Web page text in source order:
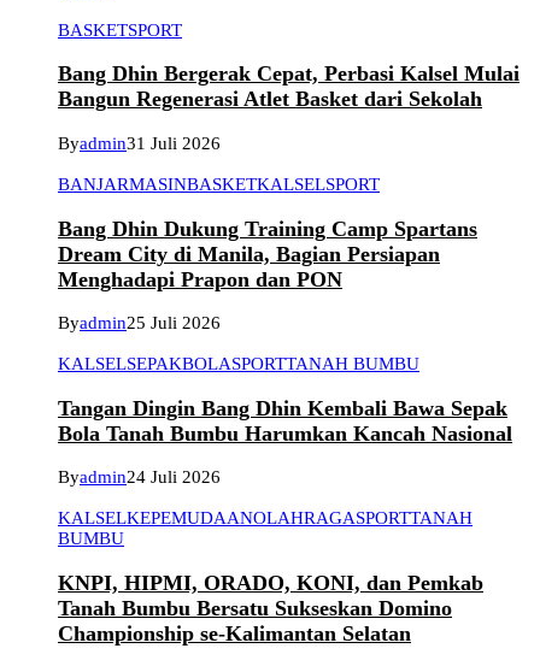
BASKETSPORT
Bang Dhin Bergerak Cepat, Perbasi Kalsel Mulai
Bangun Regenerasi Atlet Basket dari Sekolah
Byadmin31 Juli 2026
BANJARMASINBASKETKALSELSPORT
Bang Dhin Dukung Training Camp Spartans
Dream City di Manila, Bagian Persiapan
Menghadapi Prapon dan PON
Byadmin25 Juli 2026
KALSELSEPAKBOLASPORTTANAH BUMBU
Tangan Dingin Bang Dhin Kembali Bawa Sepak
Bola Tanah Bumbu Harumkan Kancah Nasional
Byadmin24 Juli 2026
KALSELKEPEMUDAANOLAHRAGASPORTTANAH
BUMBU
KNPI, HIPMI, ORADO, KONI, dan Pemkab
Tanah Bumbu Bersatu Sukseskan Domino
Championship se-Kalimantan Selatan